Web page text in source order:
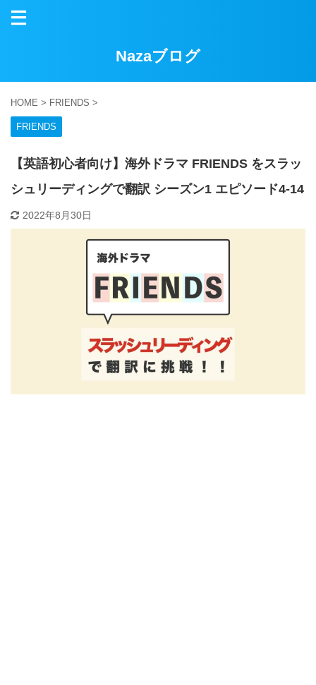
Nazaブログ
HOME > FRIENDS >
FRIENDS
【英語初心者向け】海外ドラマ FRIENDS をスラッ
シュリーディングで翻訳 シーズン1 エピソード4-14
2022年8月30日